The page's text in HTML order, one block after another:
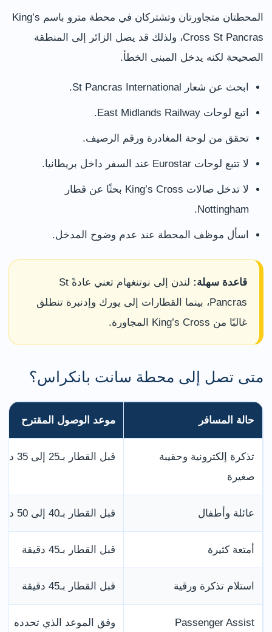
المحطتان متجاورتان وتشتركان في محطة مترو باسم King’s
Cross St Pancras، ولذلك قد يصل الزائر إلى المنطقة
الصحيحة لكنه يدخل المبنى الخطأ.
ابحث عن شعار St Pancras International.
اتبع لوحات East Midlands Railway.
تحقق من لوحة المغادرة ورقم الرصيف.
لا تتبع لوحات Eurostar عند السفر داخل بريطانيا.
لا تدخل صالات King’s Cross بحثًا عن قطار
Nottingham.
اسأل موظف المحطة عند عدم وضوح المدخل.
قاعدة سهلة:
لندن إلى نوتنغهام تعني عادةً St
Pancras، بينما القطارات إلى يورك وإدنبرة تنطلق
غالبًا من King’s Cross المجاورة.
متى تصل إلى محطة سانت بانكراس؟
حالة المسافر موعد الوصول المقترح
تذكرة إلكترونية وحقيبة
صغيرة
قبل القطار بـ25 إلى 35 دقيقة
عائلة وأطفال قبل القطار بـ40 إلى 50 دقيقة
أمتعة كثيرة قبل القطار بـ45 دقيقة
استلام تذكرة ورقية قبل القطار بـ45 دقيقة
Passenger Assist
وفق الموعد الذي تحدده